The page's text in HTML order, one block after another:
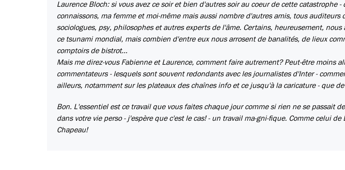
Laurence Bloch: si vous avez ce soir et bien d'autres soir au coeur de cette catastrophe
connaissons, ma femme et moi-même mais aussi nombre d'autres amis, tous auditeurs
sociologues, psy, philosophes et autres experts de l'âme. Certains, heureusement,
ce tsunami mondial, mais combien d'entre eux nous arrosent de banalités, de lieux
comptoirs de bistrot...
Mais me direz-vous Fabienne et Laurence, comment faire autrement? Peut-être moins
commentateurs - lesquels sont souvent redondants avec les journalistes d'Inter -
ailleurs, notamment sur les plateaux des chaînes info et ce jusqu'à la caricature - que de
Bon. L'essentiel est ce travail que vous faites chaque jour comme si rien ne se passait
dans votre vie perso - j'espère que c'est le cas! - un travail ma-gni-fique. Comme celui
Chapeau!